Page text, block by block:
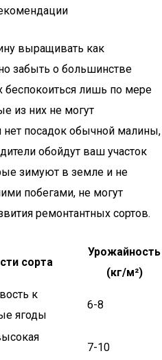
выращивать как
забыть о большинстве
беспокоиться лишь по мере
из них не могут
нет посадок обычной малины,
обойдут ваш участок
зимуют в земле и не
побегами, не могут
ремонтантных сортов.
сорта
Урожайность
(кг/м²)
к
ягоды
6-8
7-10